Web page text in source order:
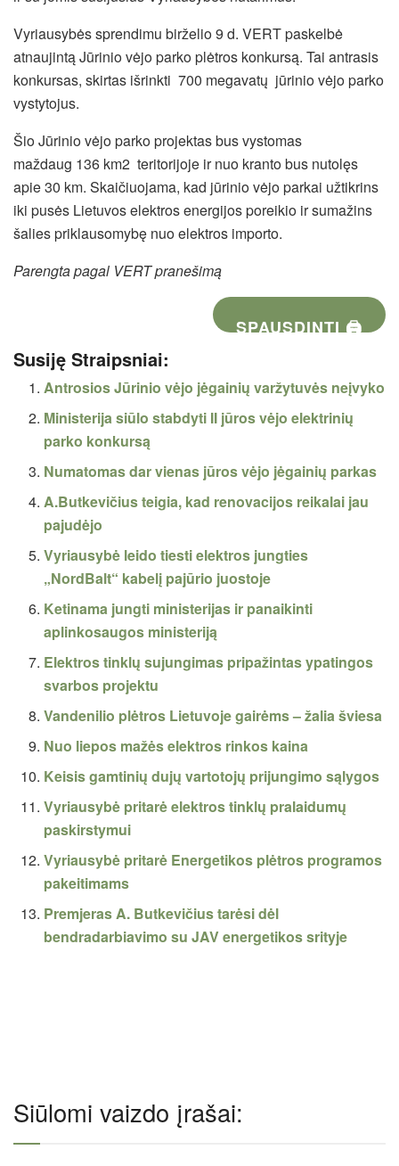
Vyriausybės sprendimu birželio 9 d. VERT paskelbė
atnaujintą Jūrinio vėjo parko plėtros konkursą. Tai antrasis
konkursas, skirtas išrinkti 700 megavatų jūrinio vėjo parko
vystytojus.
Šio Jūrinio vėjo parko projektas bus vystomas
maždaug 136 km2 teritorijoje ir nuo kranto bus nutolęs
apie 30 km. Skaičiuojama, kad jūrinio vėjo parkai užtikrins
iki pusės Lietuvos elektros energijos poreikio ir sumažins
šalies priklausomybę nuo elektros importo.
Parengta pagal VERT pranešimą
SPAUSDINTI 🖨
Susiję Straipsniai:
Antrosios Jūrinio vėjo jėgainių varžytuvės neįvyko
Ministerija siūlo stabdyti II jūros vėjo elektrinių
parko konkursą
Numatomas dar vienas jūros vėjo jėgainių parkas
A.Butkevičius teigia, kad renovacijos reikalai jau
pajudėjo
Vyriausybė leido tiesti elektros jungties
„NordBalt“ kabelį pajūrio juostoje
Ketinama jungti ministerijas ir panaikinti
aplinkosaugos ministeriją
Elektros tinklų sujungimas pripažintas ypatingos
svarbos projektu
Vandenilio plėtros Lietuvoje gairėms – žalia šviesa
Nuo liepos mažės elektros rinkos kaina
Keisis gamtinių dujų vartotojų prijungimo sąlygos
Vyriausybė pritarė elektros tinklų pralaidumų
paskirstymui
Vyriausybė pritarė Energetikos plėtros programos
pakeitimams
Premjeras A. Butkevičius tarėsi dėl
bendradarbiavimo su JAV energetikos srityje
Siūlomi vaizdo įrašai: